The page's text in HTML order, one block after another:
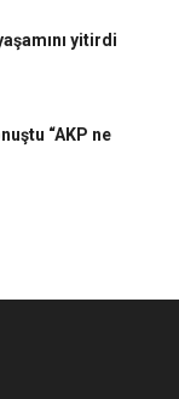
yitirdi
“AKP ne